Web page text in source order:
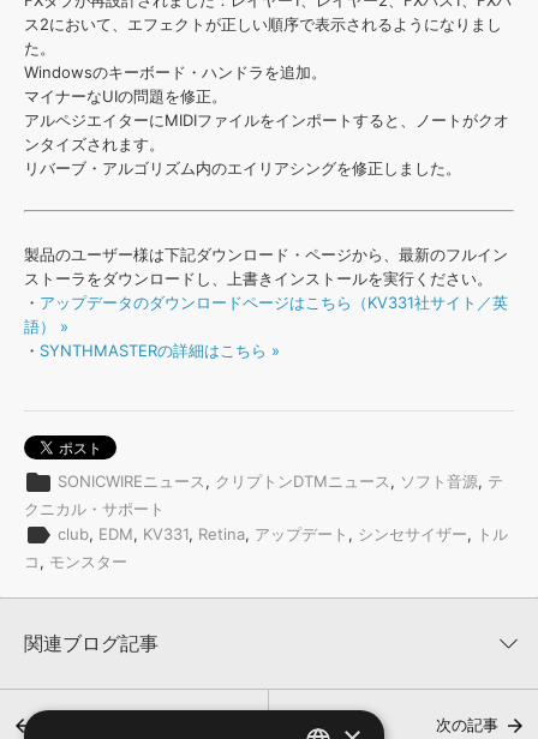
ス2において、エフェクトが正しい順序で表示されるようになりまし
た。
Windowsのキーボード・ハンドラを追加。
マイナーなUIの問題を修正。
アルペジエイターにMIDIファイルをインポートすると、ノートがクオ
ンタイズされます。
リバーブ・アルゴリズム内のエイリアシングを修正しました。
製品のユーザー様は下記ダウンロード・ページから、最新のフルイン
ストーラをダウンロードし、上書きインストールを実行ください。
・ アップデータのダウンロードページはこちら（KV331社サイト／英
語） »
・ SYNTHMASTERの詳細はこちら »
folder SONICWIREニュース, クリプトンDTMニュース, ソフト音源, テ
クニカル・サポート
label club, EDM, KV331, Retina, アップデート , シンセサイザー,
トル
コ, モンスター
関連ブログ記事
次の記事